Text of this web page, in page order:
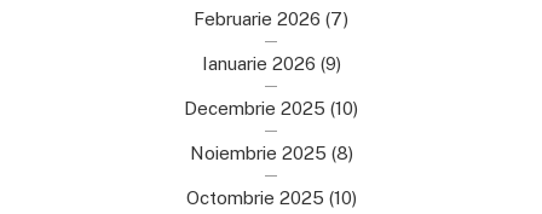
Februarie 2026 (7)
Ianuarie 2026 (9)
Decembrie 2025 (10)
Noiembrie 2025 (8)
Octombrie 2025 (10)